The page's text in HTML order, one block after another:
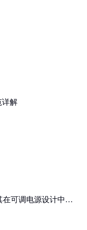
详解
在可调电源设计中的